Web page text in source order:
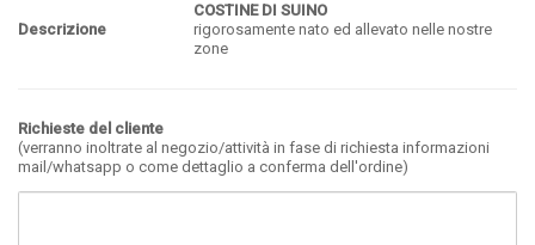
Descrizione
COSTINE DI SUINO
rigorosamente nato ed allevato nelle nostre
zone
Richieste del cliente
(verranno inoltrate al negozio/attività in fase di richiesta informazioni
mail/whatsapp o come dettaglio a conferma dell'ordine)